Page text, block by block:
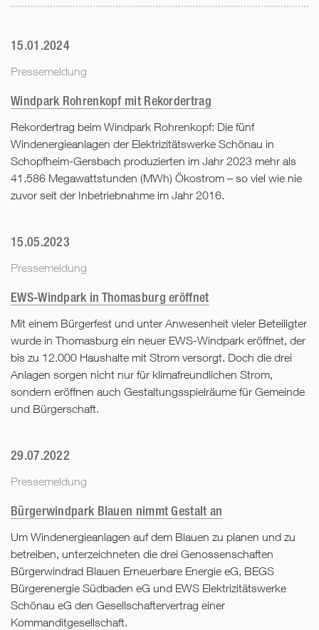
15.01.2024
Pressemeldung
Windpark Rohrenkopf mit Rekordertrag
Rekordertrag beim Windpark Rohrenkopf: Die fünf
Windenergieanlagen der Elektrizitätswerke Schönau in
Schopfheim-Gersbach produzierten im Jahr 2023 mehr als
41.586 Megawattstunden (MWh) Ökostrom – so viel wie nie
zuvor seit der Inbetriebnahme im Jahr 2016.
15.05.2023
Pressemeldung
EWS-Windpark in Thomasburg eröffnet
Mit einem Bürgerfest und unter Anwesenheit vieler Beteiligter
wurde in Thomasburg ein neuer EWS-Windpark eröffnet, der
bis zu 12.000 Haushalte mit Strom versorgt. Doch die drei
Anlagen sorgen nicht nur für klimafreundlichen Strom,
sondern eröffnen auch Gestaltungsspielräume für Gemeinde
und Bürgerschaft.
29.07.2022
Pressemeldung
Bürgerwindpark Blauen nimmt Gestalt an
Um Windenergieanlagen auf dem Blauen zu planen und zu
betreiben, unterzeichneten die drei Genossenschaften
Bürgerwindrad Blauen Erneuerbare Energie eG, BEGS
Bürgerenergie Südbaden eG und EWS Elektrizitätswerke
Schönau eG den Gesellschaftervertrag einer
Kommanditgesellschaft.